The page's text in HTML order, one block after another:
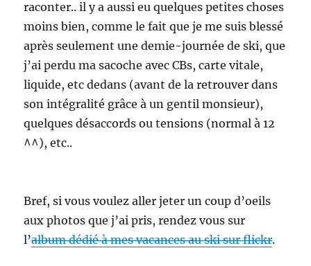
raconter.. il y a aussi eu quelques petites choses
moins bien, comme le fait que je me suis blessé
après seulement une demie-journée de ski, que
j’ai perdu ma sacoche avec CBs, carte vitale,
liquide, etc dedans (avant de la retrouver dans
son intégralité grâce à un gentil monsieur),
quelques désaccords ou tensions (normal à 12
^^), etc..
Bref, si vous voulez aller jeter un coup d’oeils
aux photos que j’ai pris, rendez vous sur
l’album dédié à mes vacances au ski sur flickr.